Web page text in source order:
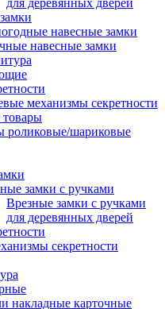
для деревянных дверей
навесные замки
навесные замки
механизмы секретности
роликовые/шариковые
замки с ручками
Врезные замки с ручками
для деревянных дверей
секретности
накладные карточные